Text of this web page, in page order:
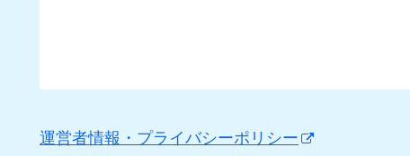
運営者情報・プライバシーポリシー